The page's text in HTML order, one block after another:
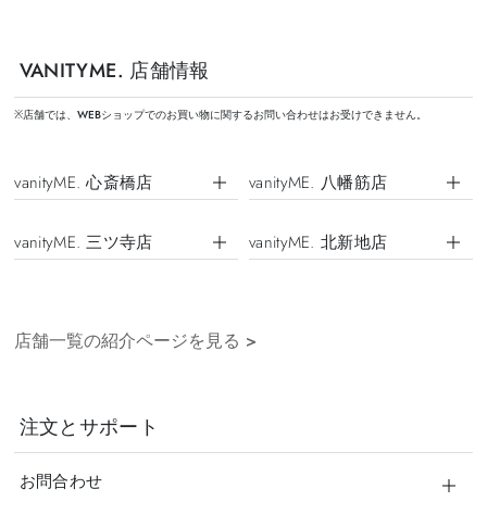
VANITYME. 店舗情報
※店舗では、WEBショップでのお買い物に関するお問い合わせはお受けできません。
vanityME. 心斎橋店 vanityME. 八幡筋店
vanityME. 三ツ寺店 vanityME. 北新地店
店舗一覧の紹介ページを見る >
注文とサポート
お問合わせ